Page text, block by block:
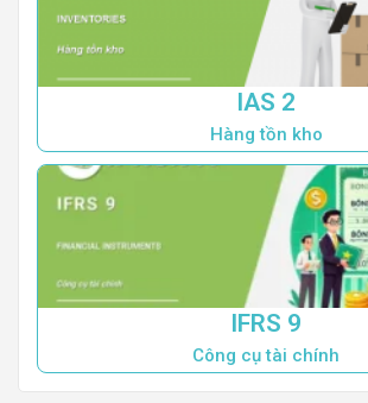
IAS 2
Hàng tồn kho
IFRS 9
Công cụ tài chính